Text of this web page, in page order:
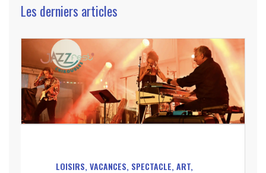
Les derniers articles
LOISIRS, VACANCES, SPECTACLE, ART,